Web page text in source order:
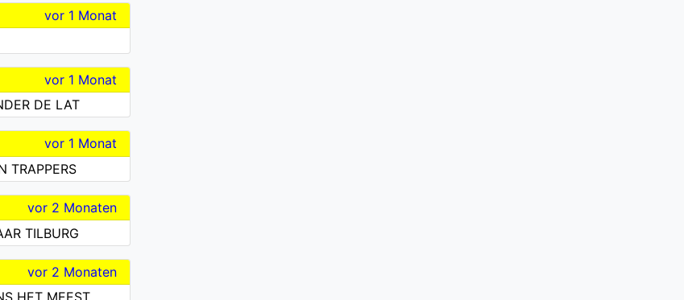
vor 1 Monat
vor 1 Monat
DE LAT
vor 1 Monat
TRAPPERS
vor 2 Monaten
TILBURG
vor 2 Monaten